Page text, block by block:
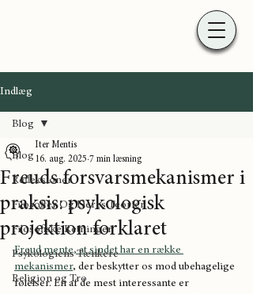
Indlæg
Blog
Refleksioner
Filosoffer Og Deres Teorier
Filosofiske Retninger
Psykologiens Tænkere
Religion og Tro
Blog
Freuds forsvarsmekanismer i
praksis: psykologisk
projektion forklaret
Iter Mentis
16. aug. 2025 7 min læsning
Freud mente, at sindet har en række
mekanismer, der beskytter os mod ubehagelige
følelser. En af de mest interessante er